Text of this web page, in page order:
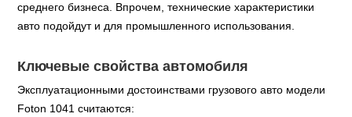
среднего бизнеса. Впрочем, технические характеристики
авто подойдут и для промышленного использования.
Ключевые свойства автомобиля
Эксплуатационными достоинствами грузового авто модели
Foton 1041 считаются: